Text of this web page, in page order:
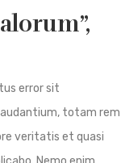
error sit
totam rem
veritatis et quasi